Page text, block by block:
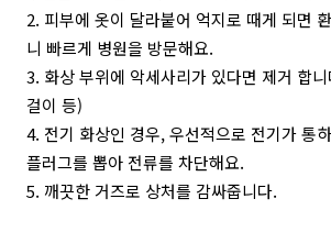
2. 피부에 옷이 달라붙어 억지로 때게 되면
니 빠르게 병원을 방문해요.
3. 화상 부위에 악세사리가 있다면 제거 합
걸이 등)
4. 전기 화상인 경우, 우선적으로 전기가 통
플러그를 뽑아 전류를 차단해요.
5. 깨끗한 거즈로 상처를 감싸줍니다.